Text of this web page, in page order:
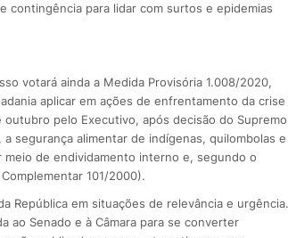
contingência para lidar com surtos e epidemias
votará ainda a Medida Provisória 1.008/2020,
aplicar em ações de enfrentamento da crise
pelo Executivo, após decisão do Supremo
segurança alimentar de indígenas, quilombolas e
de endividamento interno e, segundo o
101/2000).
República em situações de relevância e urgência.
ao Senado e à Câmara para se converter